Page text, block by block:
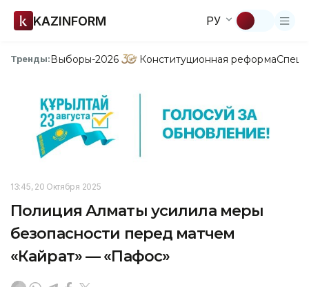
KAZINFORM РУ
Тренды:Выборы-2026 Конституционная реформа
13:45, 20 Октября 2025
Полиция Алматы усилила меры
безопасности перед матчем
«Кайрат» — «Пафос»